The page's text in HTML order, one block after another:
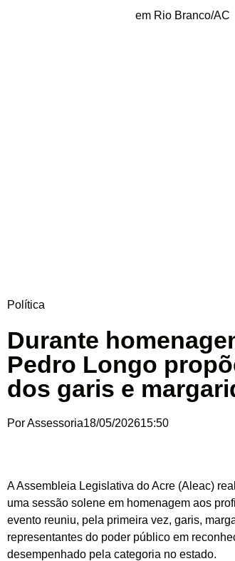
em Rio Branco/AC
Política
Durante
Pedro Longo
dos garis e
PorAssessoria18/05/202615:50
A Assembleia Legislativa do Acre (Aleac)
uma sessão solene em homenagem aos
evento reuniu, pela primeira vez, garis,
representantes do poder público em
desempenhado pela categoria no estado.